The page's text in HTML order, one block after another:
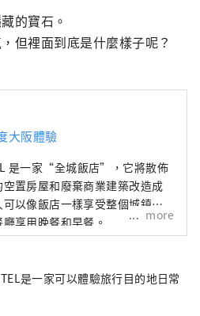
的寶石。
但裡面到底是什麼樣子呢？
大阪體驗
是一家“全城飯店”，它將散佈
置房屋和廢棄商業建築改造成
以像飯店一樣享受整個城鎮，
享用晚餐和早餐。
more
是一家可以體驗旅行目的地日常